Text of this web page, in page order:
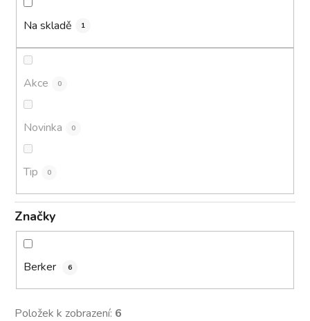
Na skladě 1
Akce 0
Novinka 0
Tip 0
Značky
Berker 6
Položek k zobrazení: 6